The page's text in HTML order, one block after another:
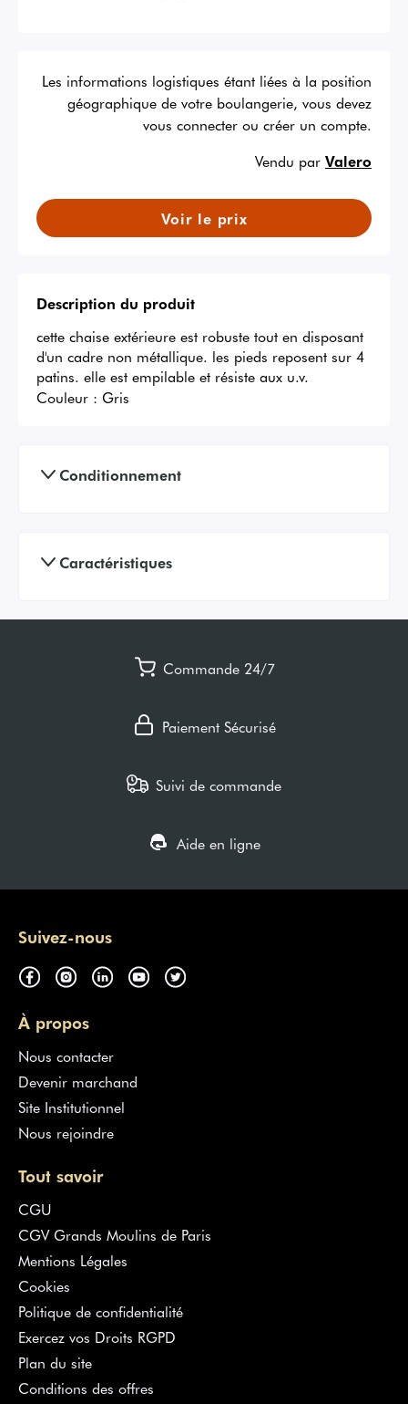
Les informations logistiques étant liées à la position
géographique de votre boulangerie, vous devez
vous connecter ou créer un compte.
Vendu par Valero
Voir le prix
Description du produit
cette chaise extérieure est robuste tout en disposant
d'un cadre non métallique. les pieds reposent sur 4
patins. elle est empilable et résiste aux u.v.
Couleur : Gris
Conditionnement
Caractéristiques
Commande 24/7
Paiement Sécurisé
Suivi de commande
Aide en ligne
Suivez-nous
À propos
Nous contacter
Devenir marchand
Site Institutionnel
Nous rejoindre
Tout savoir
CGU
CGV Grands Moulins de Paris
Mentions Légales
Cookies
Politique de confidentialité
Exercez vos Droits RGPD
Plan du site
Conditions des offres